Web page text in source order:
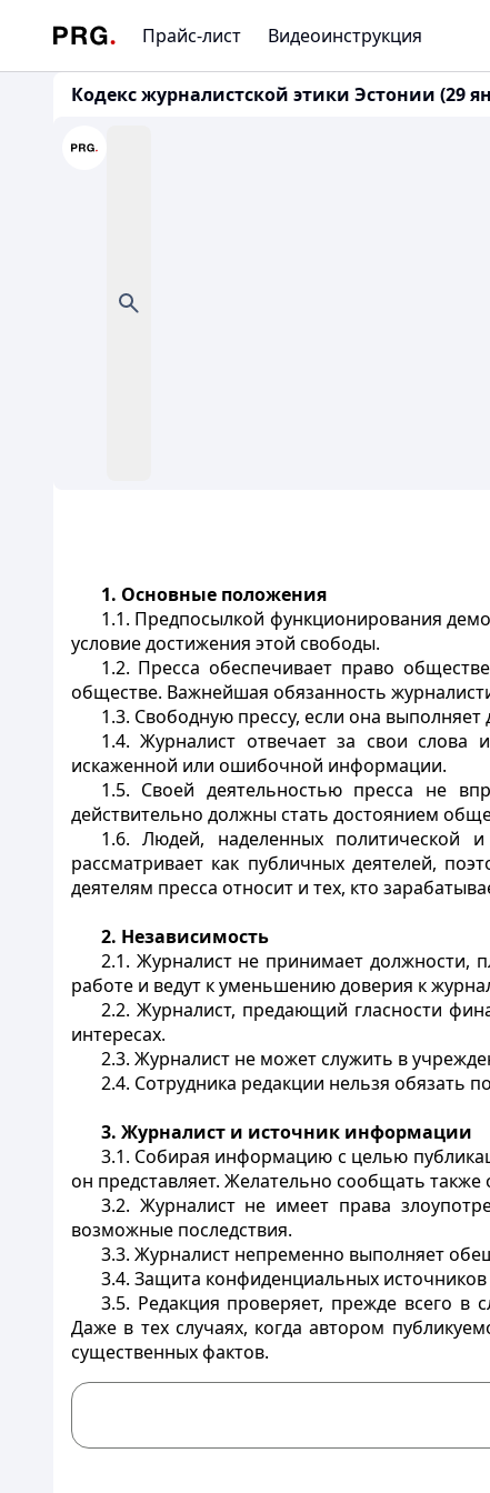
Прайс-лист Видеоинструкция
Кодекс журналистской этики Эстонии (29
1. Основные положения
1.1. Предпосылкой функционирования
условие достижения этой свободы.
1.2. Пресса обеспечивает право
обществе. Важнейшая обязанность
1.3. Свободную прессу, если она
1.4. Журналист отвечает за свои слова
искаженной или ошибочной информации.
1.5. Своей деятельностью пресса не
действительно должны стать достоянием
1.6. Людей, наделенных политической
рассматривает как публичных деятелей,
деятелям пресса относит и тех, кто
2. Независимость
2.1. Журналист не принимает должности,
работе и ведут к уменьшению доверия к
2.2. Журналист, предающий гласности
интересах.
2.3. Журналист не может служить в
2.4. Сотрудника редакции нельзя обязать
3. Журналист и источник информации
3.1. Собирая информацию с целью
он представляет. Желательно сообщать
3.2. Журналист не имеет права
возможные последствия.
3.3. Журналист непременно выполняет
3.4. Защита конфиденциальных
3.5. Редакция проверяет, прежде всего в
Даже в тех случаях, когда автором
существенных фактов.